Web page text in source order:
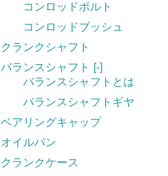
コンロッドボルト
コンロッドブッシュ
クランクシャフト
バランスシャフト
[-]
バランスシャフトとは
バランスシャフトギヤ
ベアリングキャップ
オイルパン
クランクケース